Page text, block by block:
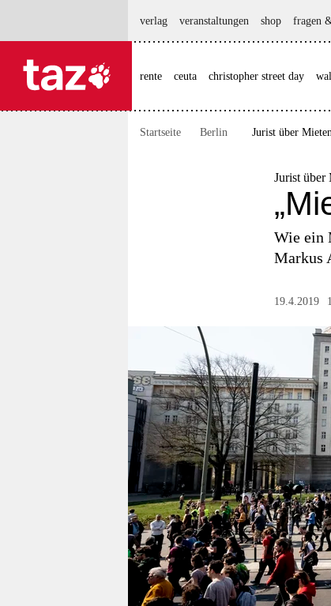
nord
wahrheit
verlag
verlag
veranstaltungen
shop
fragen & hilfe
verlag
veranstaltungen shop fragen
rente ceuta christopher street day
Startseite Berlin Jurist über
Jurist über
Wie ein
Markus
19.4.2019